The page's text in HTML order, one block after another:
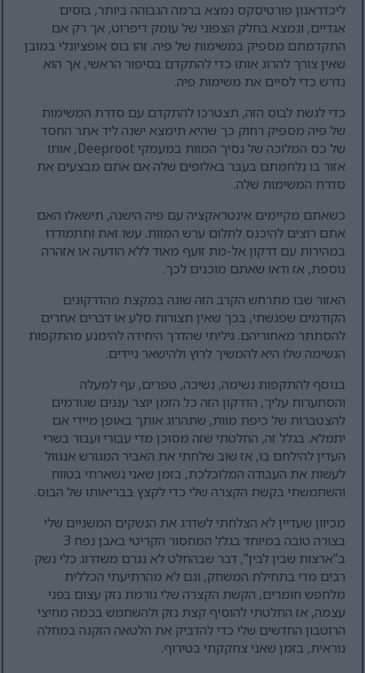
ליכדראגון פורטיסקס נמצא ברמה הגבוהה ביותר, בוסים
אגדיים, ונמצא בחלק הצפוני של עומק דיפרוט, אך רק אם
התקדמתם מספיק במשימות של פיה. זהו בוס אופציונלי במובן
שאין צורך להרוג אותו כדי להתקדם בסיפור הראשי, אך הוא
נדרש כדי לסיים את משימות פיה.
כדי לגשת לבוס הזה, תצטרכו להתקדם עם סדרת המשימות
של פיה מספיק רחוק כך שהיא תימצא ישנה ליד אתר החסד
של כס המלוכה של נסיך המוות במעמקי Deeproot, אותו
אזור בו נלחמתם בעבר באלופים שלה אם אתם מבצעים את
סדרת המשימות שלה.
כשאתם מקיימים אינטראקציה עם פיה הישנה, תישאלו האם
אתם רוצים להיכנס לחלום ערש המוות. עשו זאת ותתמודדו
במהירות עם דרקון אל-מת זועף מאוד ללא הודעה או אזהרה
נוספת, אז ודאו שאתם מוכנים לכך.
האזור שבו מתרחש הקרב הזה שונה במקצת מהדרקונים
הקודמים שפגשתי, בכך שאין תצורות סלע או דברים אחרים
להסתתר מאחוריהם. גיליתי שהדרך היחידה להימנע מהתקפות
הנשימה שלו היא להמשיך לרוץ ולהישאר ניידים.
בנוסף להתקפות נשימה, נשיכה, טפרים, עף למעלה
והסתערות עליך, הדרקון הזה כל הזמן יוצר עננים שגורמים
להצטברות של כיפת מוות, שתהרוג אותך באופן מיידי אם
יתמלא. בגלל זה, החלטתי שזה מסוכן מדי עבורי ועבור בשרי
העדין להילחם בו, אז שוב שלחתי את האביר המגורש אנגוול
לעשות את העבודה המלוכלכת, בזמן שאני נשארתי בטווח
והשתמשתי בקשת הקצרה שלי כדי לקצץ בבריאותו של הבוס.
מכיוון שעדיין לא הצלחתי לשדרג את הנשקים המשניים שלי
בצורה טובה במיוחד בגלל המחסור הקריטי באבן נפח 3
ב"ארצות שבין לבין", דבר שבהחלט לא נגרם משדרוג כלי נשק
רבים מדי בתחילת המשחק, וגם לא מהרתיעתי הכללית
מלחפש חומרים, הקשת הקצרה שלי גורמת נזק עצום בפני
עצמה, אז החלטתי להוסיף קצת נזק ולהשתמש בכמה מחיצי
הרוטבון החדשים שלי כדי להדביק את הלטאה הזקנה במחלה
נוראית, בזמן שאני צחקקתי בטירוף.